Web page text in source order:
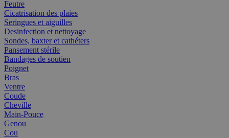
Feutre
Cicatrisation des plaies
Seringues et aiguilles
Desinfection et nettoyage
Sondes, baxter et cathéters
Pansement stérile
Bandages de soutien
Poignet
Bras
Ventre
Coude
Cheville
Main-Pouce
Genou
Cou